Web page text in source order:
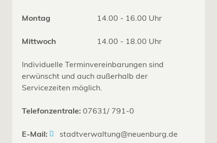
Montag 14.00 - 16.00 Uhr
Mittwoch 14.00 - 18.00 Uhr
Individuelle Terminvereinbarungen sind
erwünscht und auch außerhalb der
Servicezeiten möglich.
Telefonzentrale: 07631/ 791-0
E-Mail: stadtverwaltung@neuenburg.de